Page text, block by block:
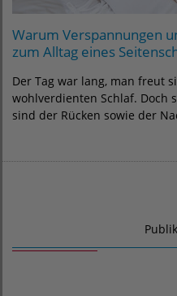
Warum Verspannungen
zum Alltag eines
Der Tag war lang, man freut
wohlverdienten Schlaf. Doch
sind der Rücken sowie der